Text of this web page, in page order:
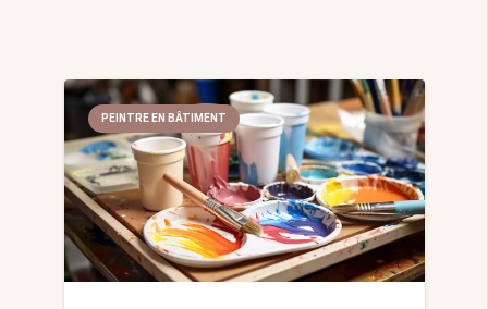
PEINTRE EN BÂTIMENT